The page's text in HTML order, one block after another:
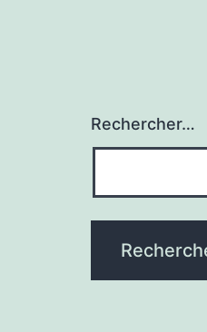
Rechercher…